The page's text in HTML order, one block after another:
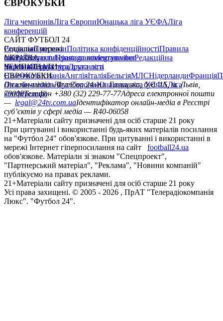
ЄВРОКУБКИ
Ліга чемпіонівЛіга ЄвропиЮнацька ліга УЄФАЛіга
конференцій
САЙТ ФУТБОЛ 24
РедакціяПрогнозиПолітика конфіденційностіПравила
сайтуКонтактиПравила коментуванняРедакційна
політикаСтруктура власності
Соціальні мережі
facebookxyoutubeinstagramtelegramviber
УКРАЇНА
УкраїнаПерша лігаДруга ліга
ЧЕМПІОНАТИ
НімеччинаІспаніяАнгліяІталіяБельгіяМЛСНідерландиФранція
ЄВРОКУБКИ
Ліга чемпіонівЛіга ЄвропиЮнацька ліга УЄФАЛіга
конференцій
Онлайн-медіа «Футбол 24»пл. Галицька, буд. 15, м. Львів,
79008Телефон +380 (32) 229-77-77Адреса електронної пошти
— legal@24tv.com.uaІдентифікатор онлайн-медіа в Реєстрі
суб’єктів у сфері медіа — R40-06058
21+Матеріали сайту призначені для осіб старше 21 року
При цитуванні і використанні будь-яких матеріалів посилання
на "Футбол 24" обов'язкове. При цитуванні і використанні в
мережі Інтернет гіперпосилання на сайт
football24.ua
обов'язкове. Матеріали зі знаком "Спецпроект",
"Партнерський матеріал", "Реклама", "Новини компаній"
публікуємо на правах реклами.
21+Матеріали сайту призначені для осіб старше 21 року
Усi права захищенi. © 2005 - 2026 , ПрАТ "Телерадіокомпанія
Люкс". "Футбол 24".